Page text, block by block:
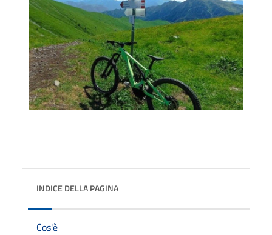
INDICE DELLA PAGINA
Cos'è